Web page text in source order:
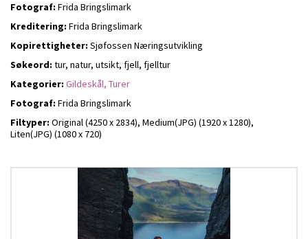
Fotograf: Frida Bringslimark
Kreditering: Frida Bringslimark
Kopirettigheter: Sjøfossen Næringsutvikling
Søkeord: tur, natur, utsikt, fjell, fjelltur
Kategorier: Gildeskål, Turer
Fotograf: Frida Bringslimark
Filtyper: Original (4250 x 2834), Medium(JPG) (1920 x 1280),
Liten(JPG) (1080 x 720)